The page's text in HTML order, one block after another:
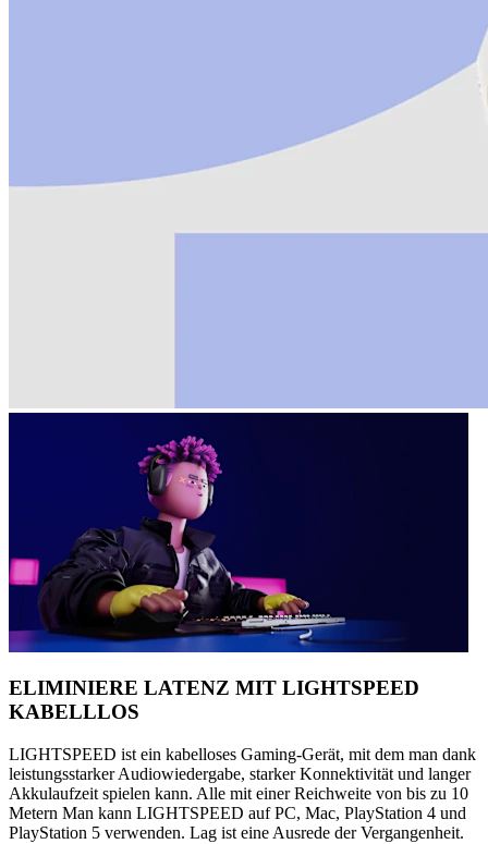
ELIMINIERE LATENZ MIT LIGHTSPEED
KABELLLOS
LIGHTSPEED ist ein kabelloses Gaming-Gerät, mit dem man dank
leistungsstarker Audiowiedergabe, starker Konnektivität und langer
Akkulaufzeit spielen kann. Alle mit einer Reichweite von bis zu 10
Metern Man kann LIGHTSPEED auf PC, Mac, PlayStation 4 und
PlayStation 5 verwenden. Lag ist eine Ausrede der Vergangenheit.